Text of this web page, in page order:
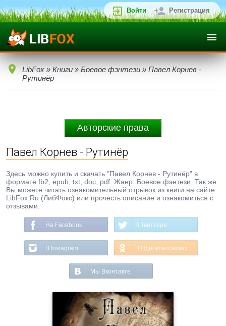
Войти Регистрация
LibFox » Книги » Боевое фэнтези » Павел Корнев -
Рутинёр
Авторские права
Павел Корнев - Рутинёр
Здесь можно купить и скачать "Павел Корнев - Рутинёр" в
формате fb2, epub, txt, doc, pdf. Жанр: Боевое фэнтези. Так же
Вы можете читать ознакомительный отрывок из книги на сайте
LibFox.Ru (ЛибФокс) или прочесть описание и ознакомиться с
отзывами.
На Facebook В Твиттере
В Instagram В Одноклассниках
Мы Вконтакте